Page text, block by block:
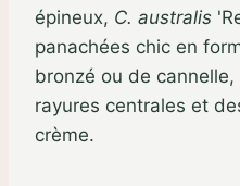
épineux, C. australis
panachées chic en
bronzé ou de
rayures centrales et
crème.